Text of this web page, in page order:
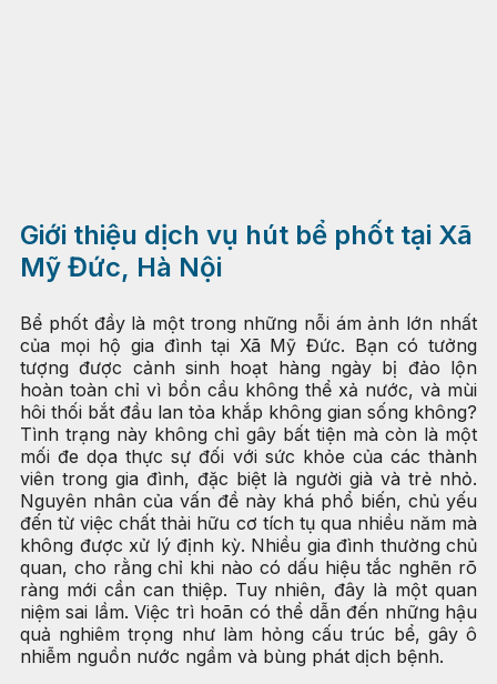
Giới thiệu dịch vụ hút bể phốt tại Xã
Mỹ Đức, Hà Nội
Bể phốt đầy là một trong những nỗi ám ảnh lớn nhất
của mọi hộ gia đình tại Xã Mỹ Đức. Bạn có tưởng
tượng được cảnh sinh hoạt hàng ngày bị đảo lộn
hoàn toàn chỉ vì bồn cầu không thể xả nước, và mùi
hôi thối bắt đầu lan tỏa khắp không gian sống không?
Tình trạng này không chỉ gây bất tiện mà còn là một
mối đe dọa thực sự đối với sức khỏe của các thành
viên trong gia đình, đặc biệt là người già và trẻ nhỏ.
Nguyên nhân của vấn đề này khá phổ biến, chủ yếu
đến từ việc chất thải hữu cơ tích tụ qua nhiều năm mà
không được xử lý định kỳ. Nhiều gia đình thường chủ
quan, cho rằng chỉ khi nào có dấu hiệu tắc nghẽn rõ
ràng mới cần can thiệp. Tuy nhiên, đây là một quan
niệm sai lầm. Việc trì hoãn có thể dẫn đến những hậu
quả nghiêm trọng như làm hỏng cấu trúc bể, gây ô
nhiễm nguồn nước ngầm và bùng phát dịch bệnh.